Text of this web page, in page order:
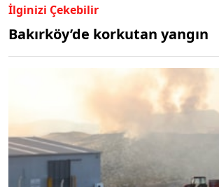
İlginizi Çekebilir
Bakırköy’de korkutan yangın